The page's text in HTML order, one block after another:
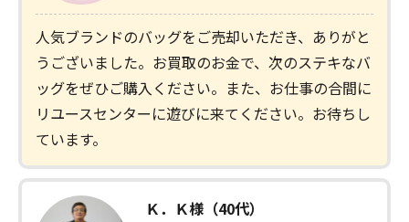
人気ブランドのバッグをご売却いただき、ありがと
うございました。お買取のお金で、次のステキなバ
ッグをぜひご購入ください。また、お仕事の合間に
リユースセンターに遊びに来てください。お待ちし
ています。
Ｋ．Ｋ様（40代）